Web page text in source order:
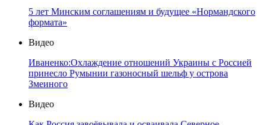
5 лет Минским соглашениям и будущее «Нормандского
формата»
Видео
Иваненко:Охлаждение отношений Украины с Россией
принесло Румынии газоносный шельф у острова
Змеиного
Видео